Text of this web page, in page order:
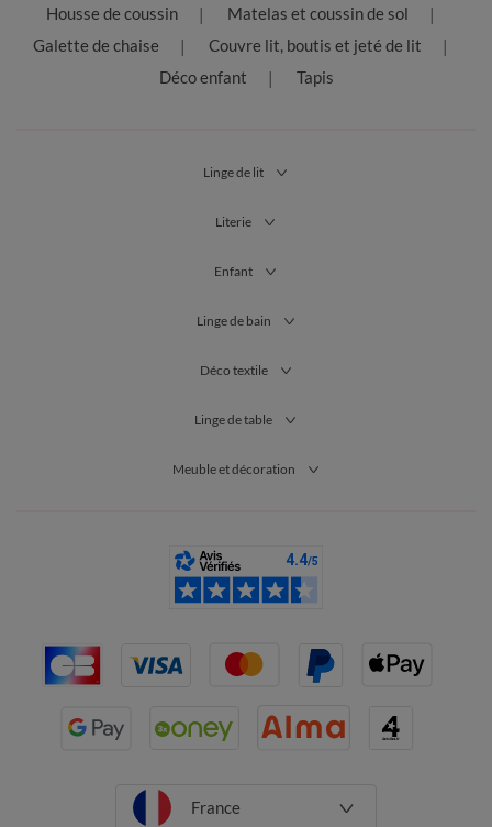
Housse de coussin
Matelas et coussin de sol
Galette de chaise
Couvre lit, boutis et jeté de lit
Déco enfant
Tapis
Linge de lit
Literie
Enfant
Linge de bain
Déco textile
Linge de table
Meuble et décoration
France